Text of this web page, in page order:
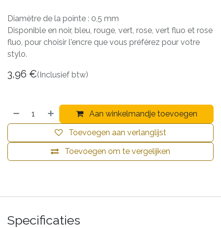
Diamètre de la pointe : 0,5 mm
Disponible en noir, bleu, rouge, vert, rose, vert fluo et rose
fluo, pour choisir l'encre que vous préférez pour votre
stylo.
3,96 €(Inclusief btw)
Aan winkelmandje toevoegen
Toevoegen om te vergelijken
Toevoegen aan verlanglijst
Specificaties